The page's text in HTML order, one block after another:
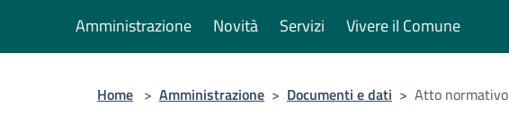
Amministrazione Novità Servizi Vivere il Comune
Home > Amministrazione > Documenti e dati > Atto normativo